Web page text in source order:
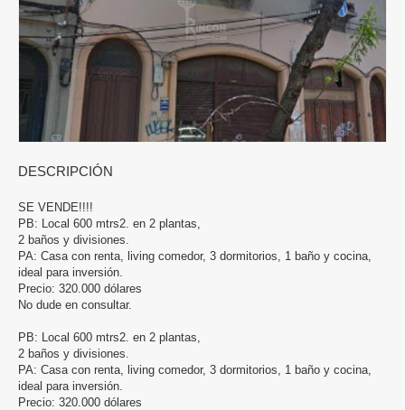
DESCRIPCIÓN
SE VENDE!!!!
PB: Local 600 mtrs2. en 2 plantas,
2 baños y divisiones.
PA: Casa con renta, living comedor, 3 dormitorios, 1 baño y cocina,
ideal para inversión.
Precio: 320.000 dólares
No dude en consultar.
PB: Local 600 mtrs2. en 2 plantas,
2 baños y divisiones.
PA: Casa con renta, living comedor, 3 dormitorios, 1 baño y cocina,
ideal para inversión.
Precio: 320.000 dólares